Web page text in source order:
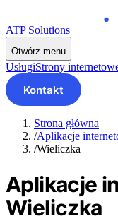
ATP Solutions
Otwórz menu
UsługiStrony
Kontakt
Strona główna
/Aplikacje
/Wieliczka
Aplikacje
Wieliczka